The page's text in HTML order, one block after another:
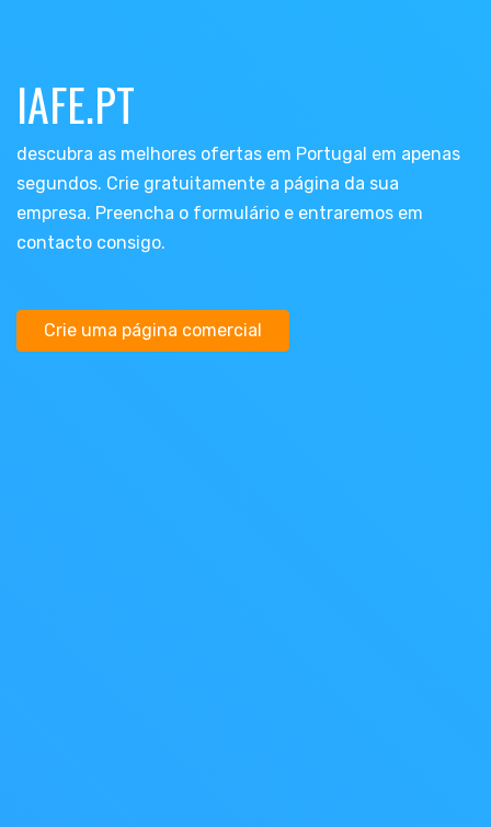
IAFE.PT
descubra as melhores ofertas em Portugal em apenas
segundos. Crie gratuitamente a página da sua
empresa. Preencha o formulário e entraremos em
contacto consigo.
Crie uma página comercial